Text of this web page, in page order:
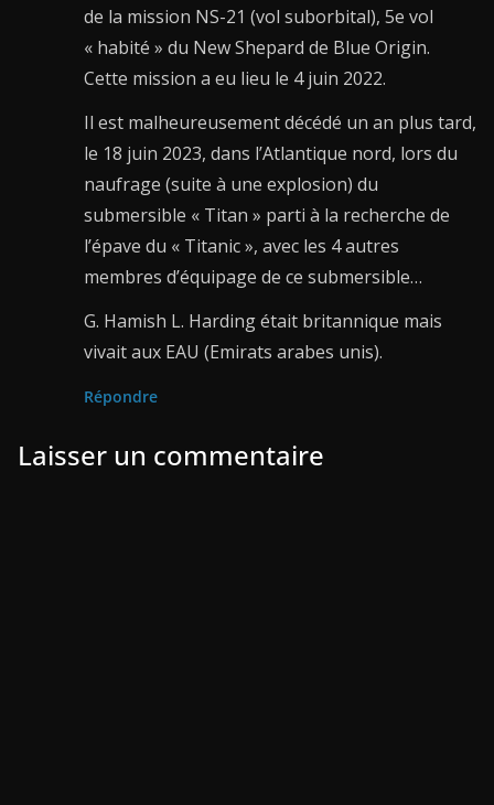
de la mission NS-21 (vol suborbital), 5e vol
« habité » du New Shepard de Blue Origin.
Cette mission a eu lieu le 4 juin 2022.
Il est malheureusement décédé un an plus tard,
le 18 juin 2023, dans l’Atlantique nord, lors du
naufrage (suite à une explosion) du
submersible « Titan » parti à la recherche de
l’épave du « Titanic », avec les 4 autres
membres d’équipage de ce submersible…
G. Hamish L. Harding était britannique mais
vivait aux EAU (Emirats arabes unis).
Répondre
Laisser un commentaire